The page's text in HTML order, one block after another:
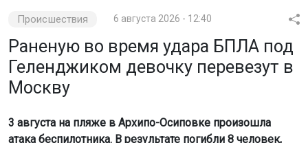
Происшествия 6 августа 2026 - 12:40
Раненую во время удара БПЛА под
Геленджиком девочку перевезут в
Москву
3 августа на пляже в Архипо-Осиповке произошла
атака беспилотника. В результате погибли 8 человек,